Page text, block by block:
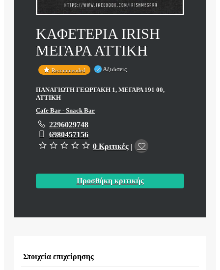
ΚΑΦΕΤΕΡΙΑ IRISH
ΜΕΓΑΡΑ ΑΤΤΙΚΗ
Recommended Αξιώσεις
ΠΑΝΑΓΙΩΤΗ ΓΕΩΡΓΑΚΗ 1, ΜΕΓΑΡΑ 191 00,
ΑΤΤΙΚΗ
Cafe Bar - Snack Bar
2296029748
6980457156
0 Κριτικές |
Προσθήκη κριτικής
Στοιχεία επιχείρησης